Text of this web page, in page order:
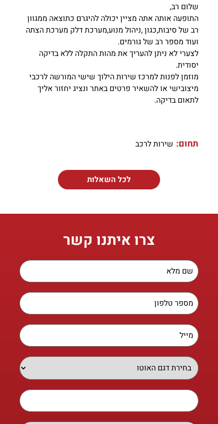
שלום רב,
התופעה אותה אתה מציין יכולה להיגרם כתוצאה ממגוון
רב של סיבות,כגון ,ניהול מנוע,מערכת דלק מערכת הצתה
ועוד מספר רב של גורמים.
לצערי לא ניתן להעריך את מהות התקלה ללא בדיקה
יסודית.
מוזמן לפנות למרכז שירות הילוך שישי המורשה לרכבי
מיצובישי או להשאיר פרטים באתר ונציג יחזור אליך
לתאום בדיקה.
תחום: שירות לרכב
לכל השאלות
צרו איתנו קשר